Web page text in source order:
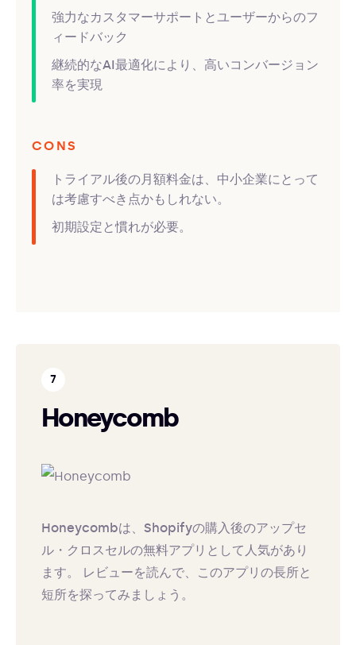
強力なカスタマーサポートとユーザーからのフ
ィードバック
継続的なAI最適化により、高いコンバージョン
率を実現
CONS
トライアル後の月額料金は、中小企業にとって
は考慮すべき点かもしれない。
初期設定と慣れが必要。
Honeycomb
Honeycombは、Shopifyの購入後のアップセ
ル・クロスセルの無料アプリとして人気があり
ます。 レビューを読んで、このアプリの長所と
短所を探ってみましょう。